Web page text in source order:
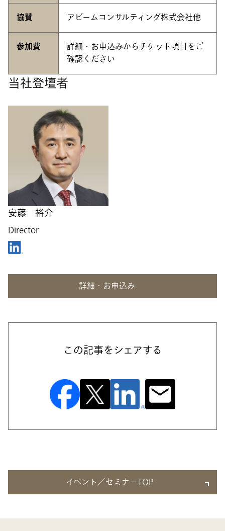
協賛 アビームコンサルティング株式会社他
参加費
詳細・お申込みからチケット項目をご
確認ください
当社登壇者
安藤 裕介
Director
詳細・お申込み
この記事をシェアする
イベント／セミナーTOP